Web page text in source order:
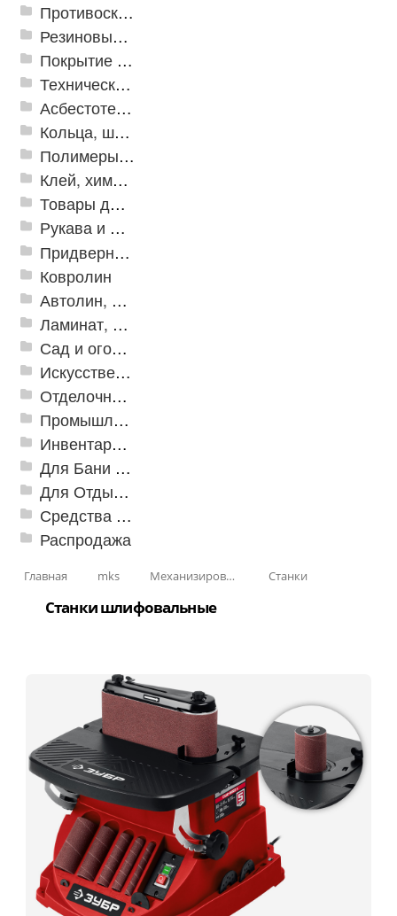
Противоскользящая защита для лестниц, профили, ленты
Резиновые и ПВХ дорожки
Покрытие из резиновой крошки
Техническая резина
Асбестотехнические и теплоизоляционные материалы
Кольца, шайбы, манжеты
Полимеры и пластики
Клей, химия, сопутствующие товары
Товары для дома
Рукава и шланги промышленные
Придверные решетки
Ковролин
Автолин, Транслин, Линолеум
Ламинат, Кварцвиниловая плитка SPC
Сад и огород
Искусственная трава
Отделочные профили
Промышленный текстиль
Инвентарь для клининга
Для Бани и Сауны
Для Отдыха и Пикника
Средства от насекомых и садовых вредителей
Распродажа
Главная mks Механизированные инструменты Станки
Станки шлифовальные